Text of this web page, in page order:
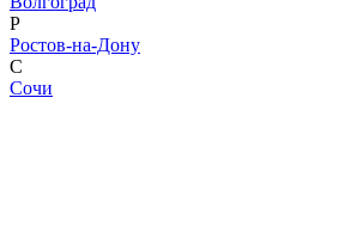
Р
Ростов-на-Дону
С
Сочи